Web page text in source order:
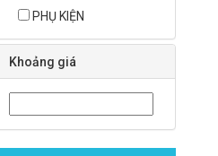
PHỤ KIỆN
Khoảng giá